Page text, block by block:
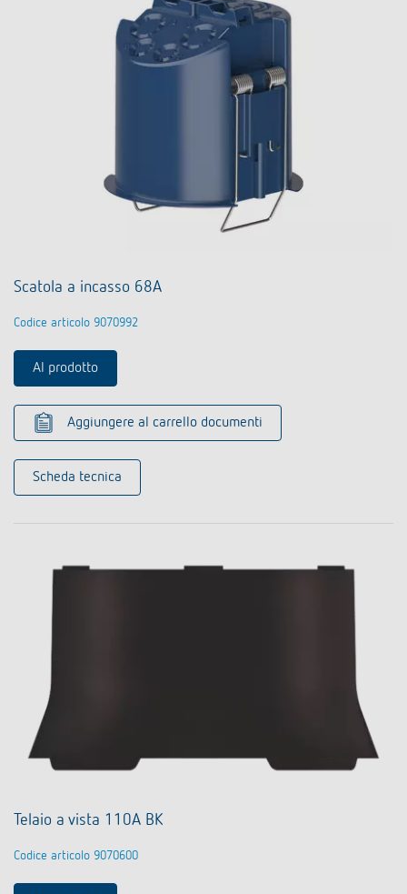
Scatola a incasso 68A
Codice articolo 9070992
Al prodotto
Aggiungere al carrello documenti
Scheda tecnica
Telaio a vista 110A BK
Codice articolo 9070600